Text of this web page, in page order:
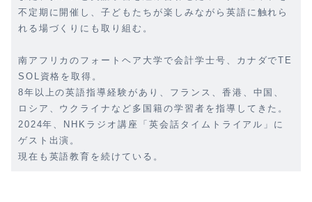
不定期に開催し、子どもたちが楽しみながら英語に触れら
れる場づくりにも取り組む。
南アフリカのフォートヘア大学で会計学士号、カナダでTE
SOL資格を取得。
8年以上の英語指導経験があり、フランス、香港、中国、
ロシア、ウクライナなど多国籍の学習者を指導してきた。
2024年、NHKラジオ講座「英会話タイムトライアル」に
ゲスト出演。
現在も英語教育を続けている。